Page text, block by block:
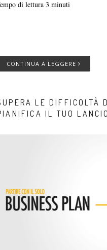
di lettura 3 minuti
CONTINUA A LEGGERE
LE DIFFICOLTÀ
IL TUO LANCIO